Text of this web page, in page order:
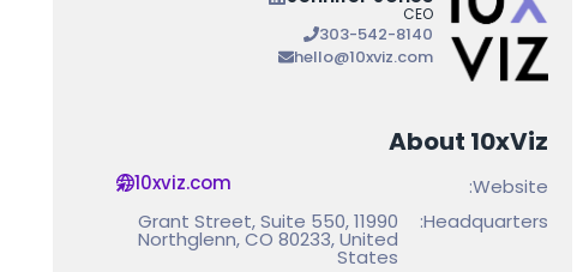
CEO
303-542-8140
hello@10xviz.com
About 10xViz
Website:
10xviz.com
Headquarters:
11990 Grant Street, Suite 550,
Northglenn, CO 80233, United
States